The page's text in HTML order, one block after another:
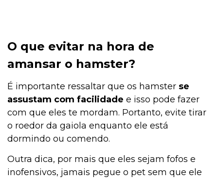
Alimentação
Adoção
Adoção
Adestramento e Bem-estar
O que evitar na hora de
amansar o hamster?
É importante ressaltar que os hamster se
assustam com facilidade e isso pode fazer
com que eles te mordam. Portanto, evite tirar
o roedor da gaiola enquanto ele está
dormindo ou comendo.
Outra dica, por mais que eles sejam fofos e
inofensivos, jamais pegue o pet sem que ele